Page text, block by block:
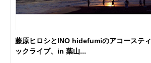
藤原ヒロシとINO hidefumiのアコースティ
ックライブ、in 葉山...